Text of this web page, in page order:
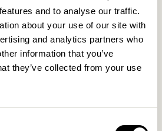
and to analyse our traffic.
about your use of our site with
and analytics partners who
information that you’ve
they’ve collected from your use
køb over499 DKK
4 dages levering